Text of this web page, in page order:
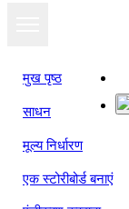
मुख पृष्ठ
साधन
मूल्य निर्धारण
एक स्टोरीबोर्ड बनाएं
स्लाइड शो के रूप में
देखें